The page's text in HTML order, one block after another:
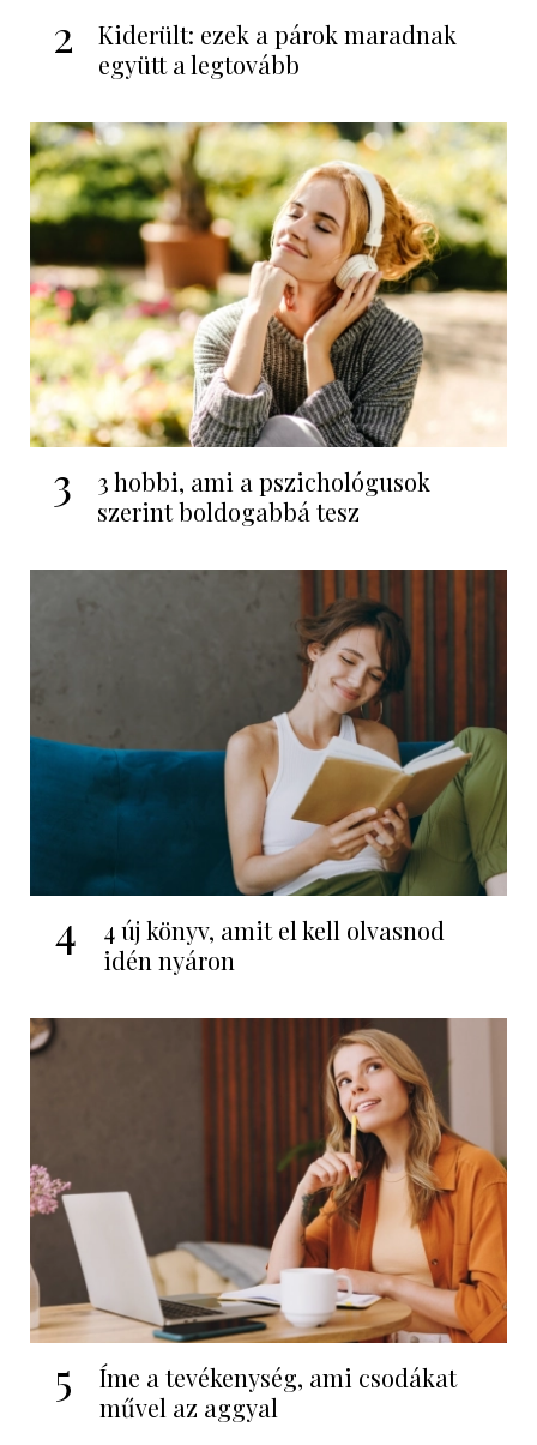
2
Kiderült: ezek a párok maradnak
együtt a legtovább
3
3 hobbi, ami a pszichológusok
szerint boldogabbá tesz
4
4 új könyv, amit el kell olvasnod
idén nyáron
5
Íme a tevékenység, ami csodákat
művel az aggyal